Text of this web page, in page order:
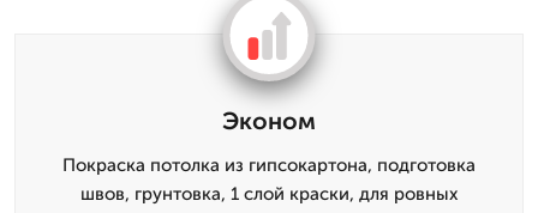
Эконом
Покраска потолка из гипсокартона, подготовка
швов, грунтовка, 1 слой краски, для ровных